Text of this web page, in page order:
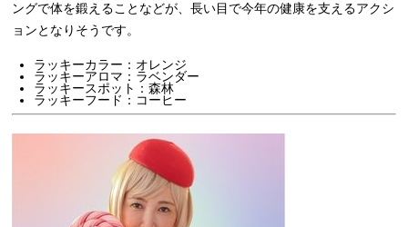
ングで体を鍛えることなどが、長い目で今年の健康を支えるアクシ
ョンとなりそうです。
ラッキーカラー：オレンジ
ラッキーアロマ：ラベンダー
ラッキースポット：森林
ラッキーフード：コーヒー